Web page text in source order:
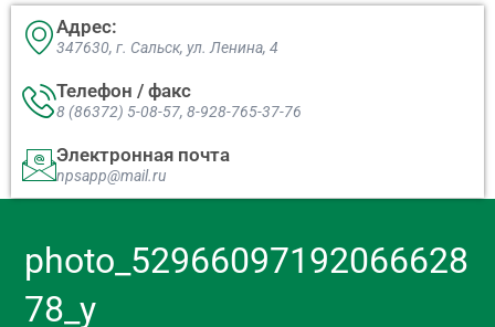
Адрес:
347630, г. Сальск, ул. Ленина, 4​
Телефон / факс
8 (86372) 5-08-57, 8-928-765-37-76
Электронная почта
npsapp@mail.ru
photo_52966097192066628
78_y